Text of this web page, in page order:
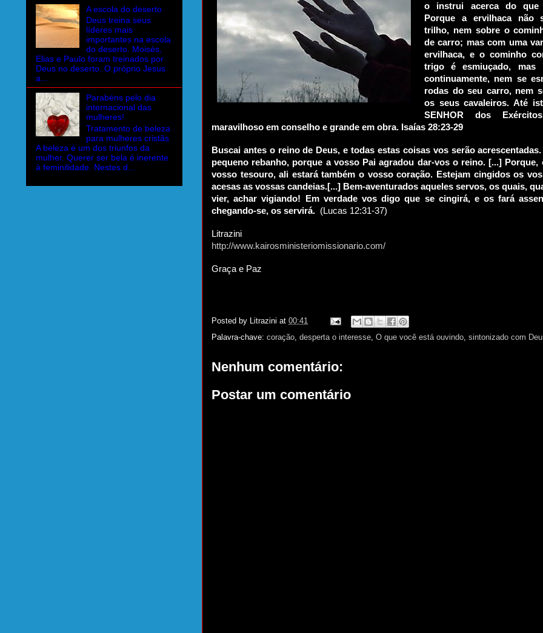
o instrui acerca do que
Porque a ervilhaca não
trilho, nem sobre o
de carro; mas com uma
ervilhaca, e o cominho
trigo é esmiuçado, mas
continuamente, nem se
rodas do seu carro, nem
os seus cavaleiros. Até
SENHOR dos
maravilhoso em conselho e grande em obra. Isaías 28:23-29
Buscai antes o reino de Deus, e todas estas coisas vos serão
pequeno rebanho, porque a vosso Pai agradou dar-vos o reino. [...] Porque,
vosso tesouro, ali estará também o vosso coração. Estejam cingidos os
acesas as vossas candeias.[...] Bem-aventurados aqueles servos, os quais,
vier, achar vigiando! Em verdade vos digo que se cingirá, e os fará
chegando-se, os servirá. (Lucas 12:31-37)
Litrazini
http://www.kairosministeriomissionario.com/
Graça e Paz
Posted by Litrazini at 00:41
Palavra-chave: coração, desperta o interesse, O que você está ouvindo, sintonizado com
Nenhum comentário:
Postar um comentário
A escola do deserto
Deus treina seus
líderes mais
importantes na escola
do deserto. Moisés,
Elias e Paulo foram treinados por
Deus no deserto. O próprio Jesus
a...
Parabéns pelo dia
internacional das
mulheres!
Tratamento de beleza
para mulheres cristãs
A beleza é um dos triunfos da
mulher. Querer ser bela é inerente
à feminilidade. Nestes d...